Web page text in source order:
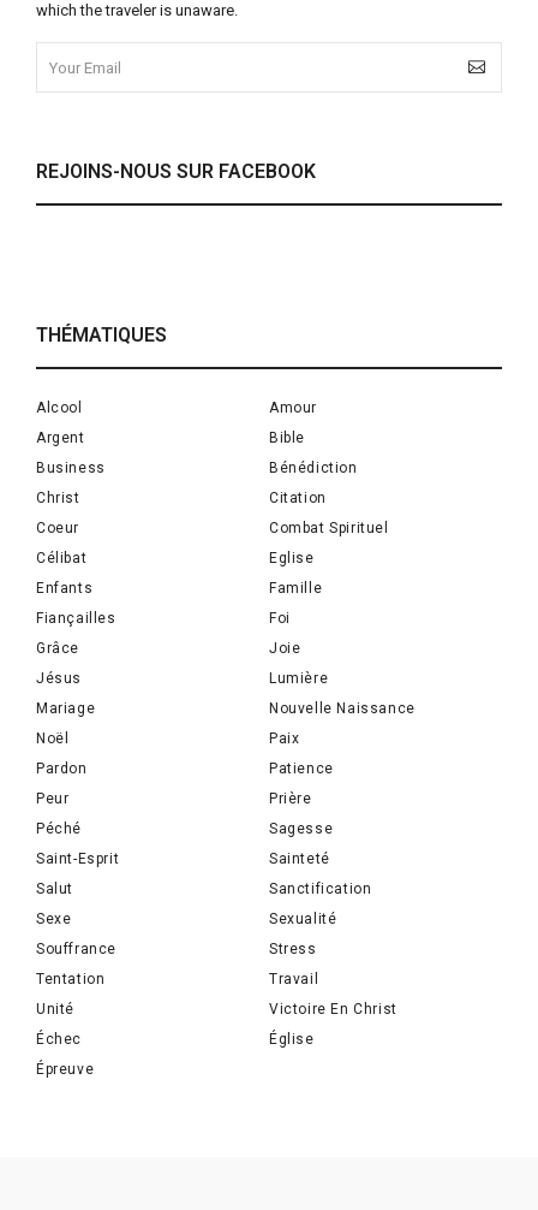
which the traveler is unaware.
REJOINS-NOUS SUR FACEBOOK
THÉMATIQUES
Alcool
Amour
Argent
Bible
Business
Bénédiction
Christ
Citation
Coeur
Combat Spirituel
Célibat
Eglise
Enfants
Famille
Fiançailles
Foi
Grâce
Joie
Jésus
Lumière
Mariage
Nouvelle Naissance
Noël
Paix
Pardon
Patience
Peur
Prière
Péché
Sagesse
Saint-Esprit
Sainteté
Salut
Sanctification
Sexe
Sexualité
Souffrance
Stress
Tentation
Travail
Unité
Victoire En Christ
Échec
Église
Épreuve